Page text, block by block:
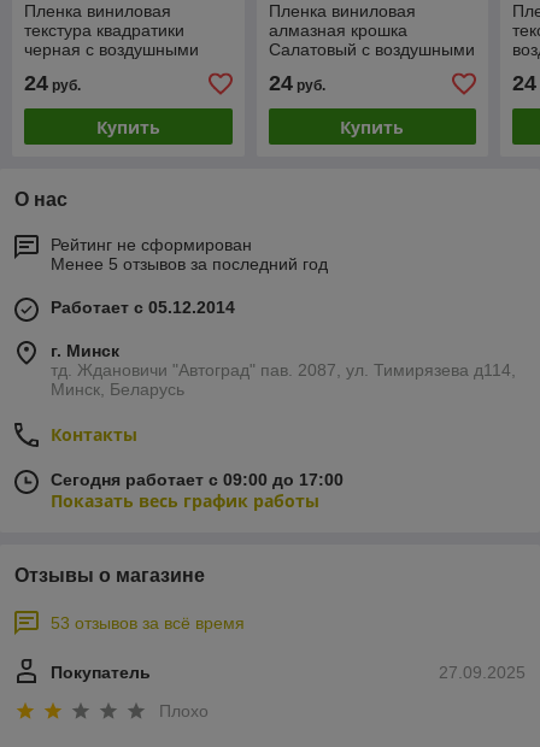
Пленка виниловая
текстура квадратики
черная с воздушными
24 руб.
Купить
Пленка виниловая
алмазная крошка
Салатовый с воздушными
24руб.
Купить
24
О нас
Рейтинг не сформирован
Менее 5 отзывов за последний год
Работает с 05.12.2014
г. Минск
тд. Ждановичи "Автоград" пав. 2087, ул. Тимирязева д114,
Минск, Беларусь
Контакты
Сегодня работает с 09:00 до 17:00
Показать весь график работы
Отзывы о магазине
53 отзывов за всё время
27.09.2025
Покупатель
Плохо